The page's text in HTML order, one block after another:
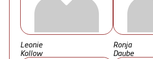
Leonie
Kollow
Ronja
Daube